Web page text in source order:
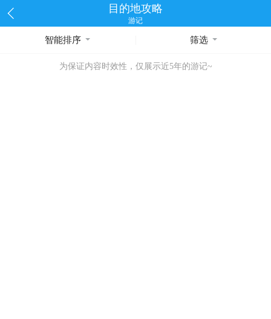
目的地攻略
游记
智能排序 筛选
为保证内容时效性，仅展示近5年的游记~